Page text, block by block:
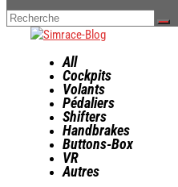
All
Cockpits
Volants
Pédaliers
Shifters
Handbrakes
Buttons-Box
VR
Autres